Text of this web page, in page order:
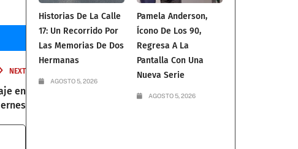
NEXT
en
Historias De La Calle
17: Un Recorrido Por
Las Memorias De Dos
Hermanas
AGOSTO 5, 2026
Pamela Anderson,
Ícono De Los 90,
Regresa A La
Pantalla Con Una
Nueva Serie
AGOSTO 5, 2026